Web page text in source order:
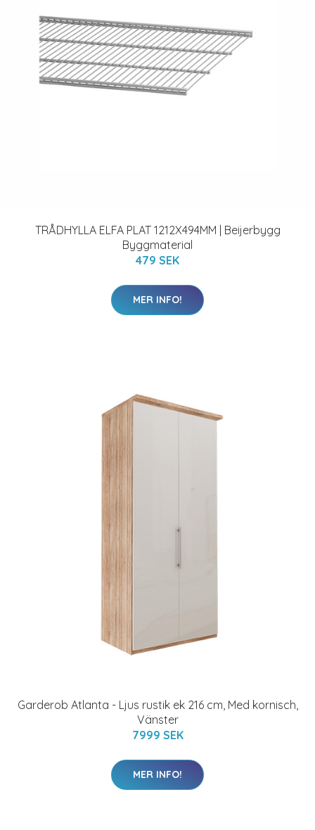
TRÅDHYLLA ELFA PLAT 1212X494MM | Beijerbygg
Byggmaterial
479 SEK
MER INFO!
Garderob Atlanta - Ljus rustik ek 216 cm, Med kornisch,
Vänster
7999 SEK
MER INFO!